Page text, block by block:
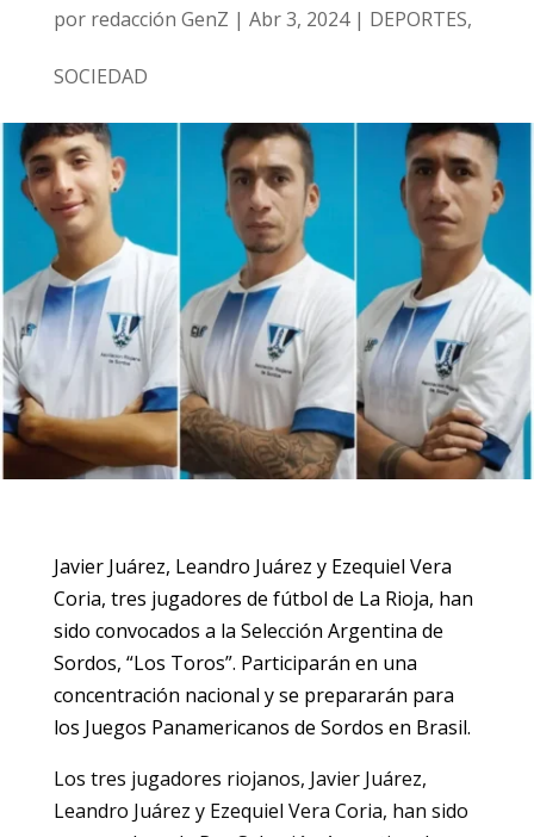
por redacción GenZ | Abr 3, 2024| DEPORTES,
SOCIEDAD
Javier Juárez, Leandro Juárez y Ezequiel Vera
Coria, tres jugadores de fútbol de La Rioja, han
sido convocados a la Selección Argentina de
Sordos, “Los Toros”. Participarán en una
concentración nacional y se prepararán para
los Juegos Panamericanos de Sordos en Brasil.
Los tres jugadores riojanos, Javier Juárez,
Leandro Juárez y Ezequiel Vera Coria, han sido